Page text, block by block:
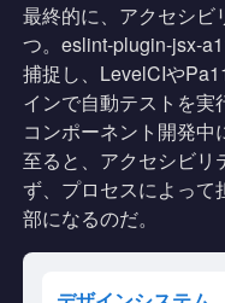
最終的に、アクセシビ
つ。eslint-plugin-jsx-
捕捉し、LevelCIや
インで自動テストを実
コンポーネント開発
至ると、アクセシビリ
ず、プロセスによって
部になるのだ。